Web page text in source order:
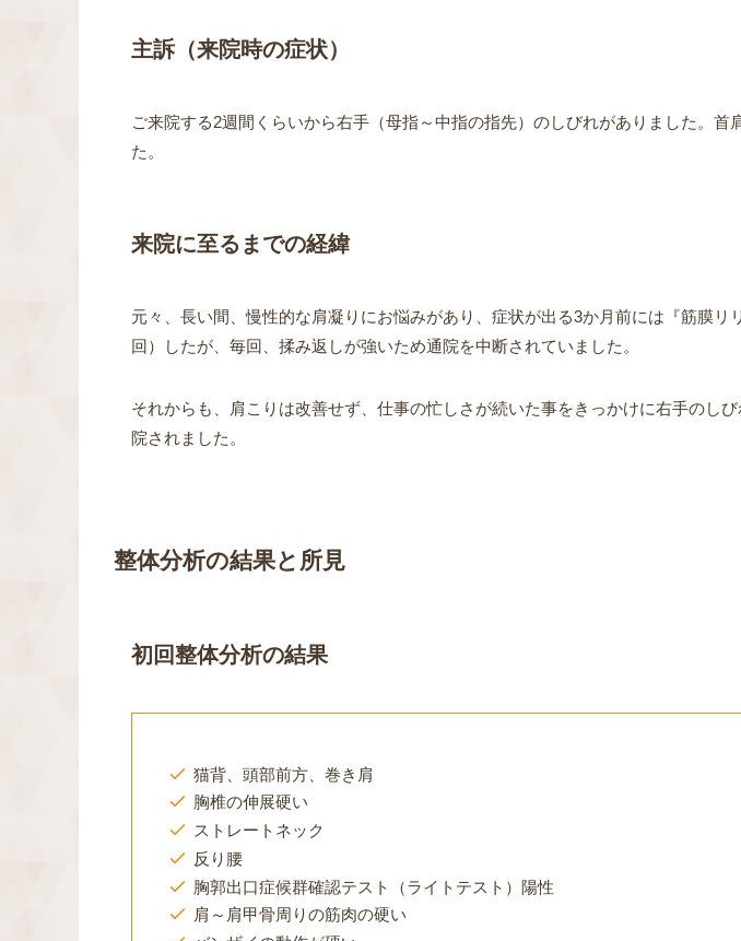
主訴（来院時の症状）
ご来院する2週間くらいから右手（母指～中指の指先）のしびれがありました。首
た。
来院に至るまでの経緯
元々、長い間、慢性的な肩凝りにお悩みがあり、症状が出る3か月前には『筋膜リ
回）したが、毎回、揉み返しが強いため通院を中断されていました。
それからも、肩こりは改善せず、仕事の忙しさが続いた事をきっかけに右手のし
院されました。
整体分析の結果と所見
初回整体分析の結果
猫背、頭部前方、巻き肩
胸椎の伸展硬い
ストレートネック
反り腰
胸郭出口症候群確認テスト（ライトテスト）陽性
肩～肩甲骨周りの筋肉の硬い